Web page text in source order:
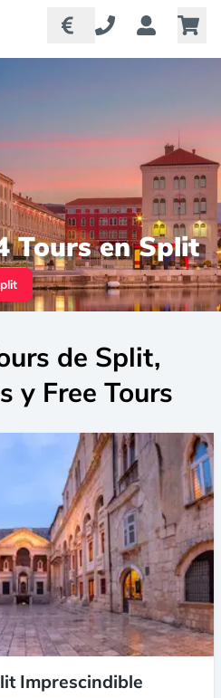
Tours en Split
de Split,
y Free Tours
Imprescindible